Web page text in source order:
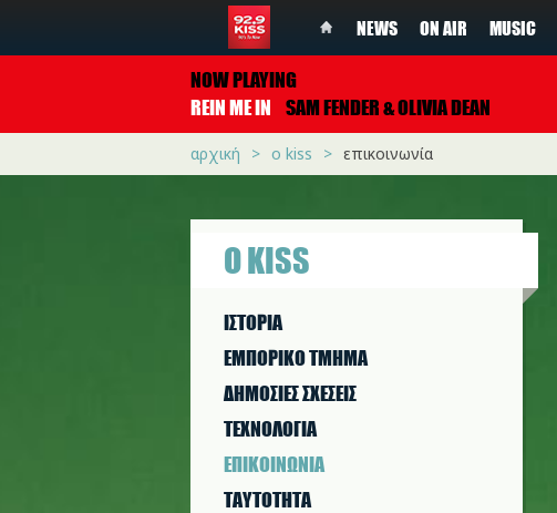
NEWS ON AIR MUSIC
NOW PLAYING
REIN ME IN
SAM FENDER & OLIVIA DEAN
αρχική ο kiss επικοινωνία
Ο KISS
ΙΣΤΟΡΙΑ
ΕΜΠΟΡΙΚΟ ΤΜΗΜΑ
ΔΗΜΟΣΙΕΣ ΣΧΕΣΕΙΣ
ΤΕΧΝΟΛΟΓΙΑ
ΕΠΙΚΟΙΝΩΝΙΑ
ΤΑΥΤΟΤΗΤΑ